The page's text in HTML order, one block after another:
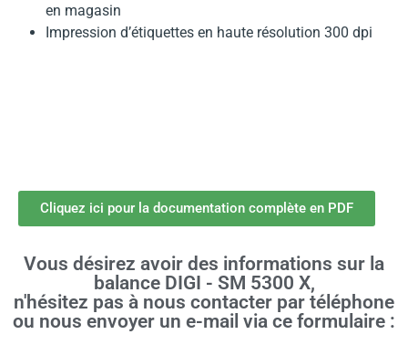
en magasin
Impression d’étiquettes en haute résolution 300 dpi
Cliquez ici pour la documentation complète en PDF
Vous désirez avoir des informations sur la
balance DIGI - SM 5300 X,
n'hésitez pas à nous contacter par téléphone
ou nous envoyer un e-mail via ce formulaire :